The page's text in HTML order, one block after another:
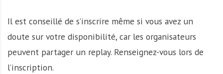
Il est conseillé de s’inscrire même si vous avez un
doute sur votre disponibilité, car les organisateurs
peuvent partager un replay. Renseignez-vous lors de
l’inscription.